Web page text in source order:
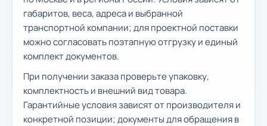
габаритов, веса, адреса и выбранной
транспортной компании; для проектной поставки
можно согласовать поэтапную отгрузку и единый
комплект документов.
При получении заказа проверьте упаковку,
комплектность и внешний вид товара.
Гарантийные условия зависят от производителя и
конкретной позиции; документы для обращения в